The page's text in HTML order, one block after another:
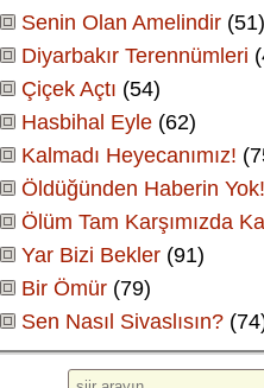
Senin Olan Amelindir (51)
Diyarbakır Terennümleri
Çiçek Açtı (54)
Hasbihal Eyle (62)
Kalmadı Heyecanımız!
Öldüğünden Haberin Yok!
Ölüm Tam Karşımızda
Yar Bizi Bekler (91)
Bir Ömür (79)
Sen Nasıl Sivaslısın?